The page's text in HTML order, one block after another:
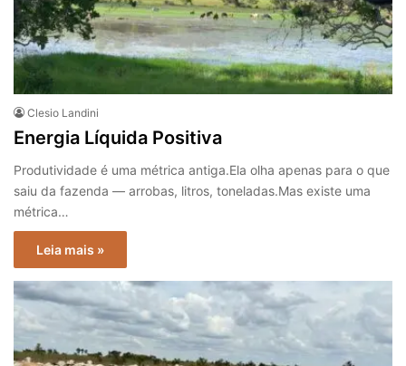
Clesio Landini
Energia Líquida Positiva
Produtividade é uma métrica antiga.Ela olha apenas para o que
saiu da fazenda — arrobas, litros, toneladas.Mas existe uma
métrica…
Leia mais »